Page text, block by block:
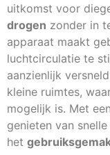
uitkomst voor
drogen zonder in
apparaat maakt
luchtcirculatie te
aanzienlijk
kleine ruimtes,
mogelijk is. Met een
genieten van
het